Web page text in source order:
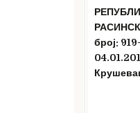
број:
04